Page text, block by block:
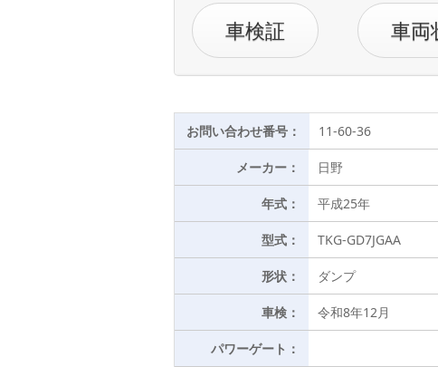
車検証 車両
お問い合わせ番号： 11-60-36
メーカー： 日野
年式： 平成25年
型式： TKG-GD7JGAA
形状： ダンプ
車検： 令和8年12月
パワーゲート：